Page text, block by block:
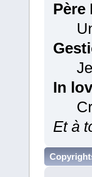
Père
In
Et à